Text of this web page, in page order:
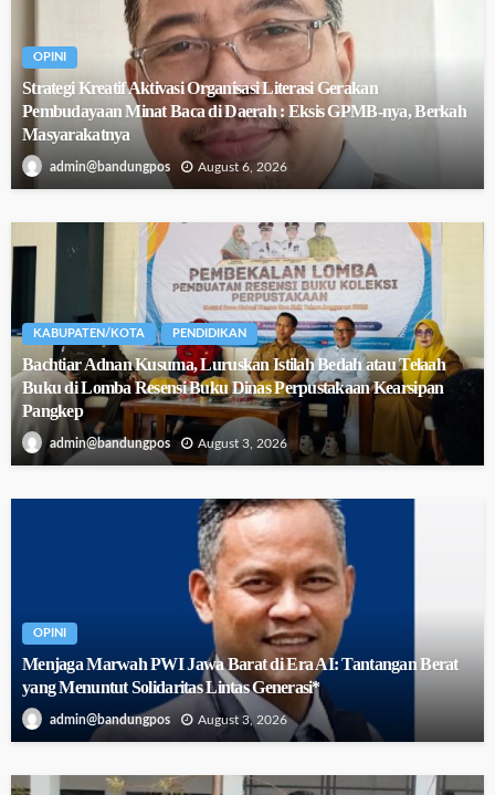
OPINI
Strategi Kreatif Aktivasi Organisasi Literasi Gerakan
Pembudayaan Minat Baca di Daerah : Eksis GPMB-nya, Berkah
Masyarakatnya
admin@bandungpos August 6, 2026
KABUPATEN/KOTA PENDIDIKAN
Bachtiar Adnan Kusuma, Luruskan Istilah Bedah atau Telaah
Buku di Lomba Resensi Buku Dinas Perpustakaan Kearsipan
Pangkep
admin@bandungpos August 3, 2026
OPINI
Menjaga Marwah PWI Jawa Barat di Era AI: Tantangan Berat
yang Menuntut Solidaritas Lintas Generasi*
admin@bandungpos August 3, 2026